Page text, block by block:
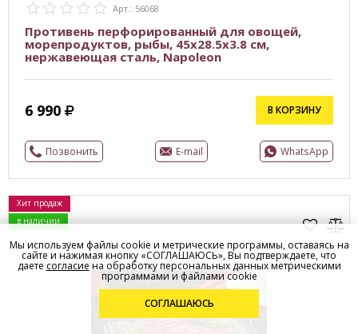
Арт.: 56068
Противень перфорированный для овощей,
морепродуктов, рыбы, 45x28.5x3.8 см,
нержавеющая сталь, Napoleon
6 990 В КОРЗИНУ
Позвонить E-mail WhatsApp
Хит продаж
в наличии
Мы используем файлы cookie и метрические программы, оставаясь на
сайте и нажимая кнопку «СОГЛАШАЮСЬ», Вы подтверждаете, что
даете согласие на обработку персональных данных метрическими
программами и файлами cookie
СОГЛАШАЮСЬ